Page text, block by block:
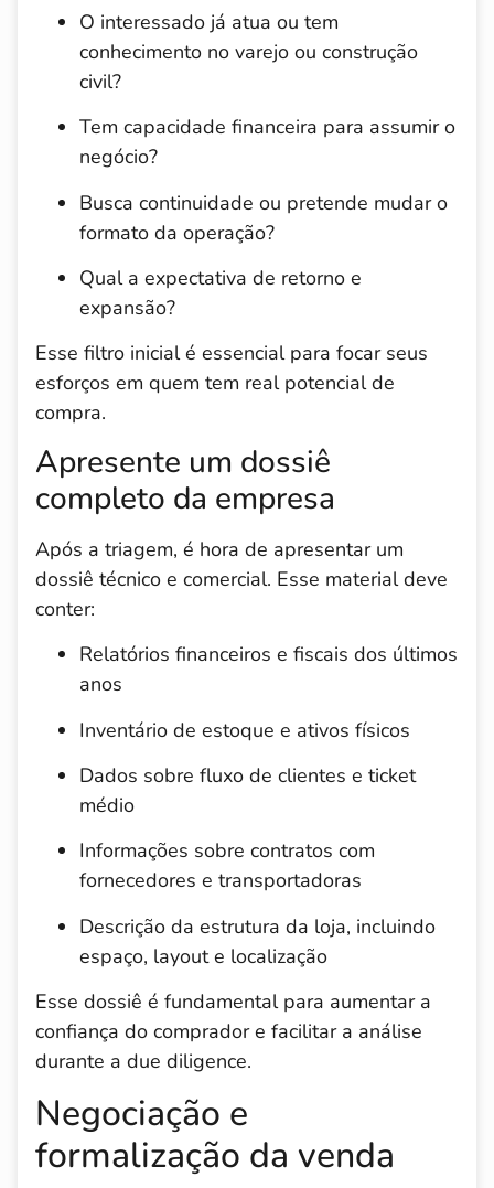
O interessado já atua ou tem
conhecimento no varejo ou construção
civil?
Tem capacidade financeira para assumir o
negócio?
Busca continuidade ou pretende mudar o
formato da operação?
Qual a expectativa de retorno e
expansão?
Esse filtro inicial é essencial para focar seus
esforços em quem tem real potencial de
compra.
Apresente um dossiê
completo da empresa
Após a triagem, é hora de apresentar um
dossiê técnico e comercial. Esse material deve
conter:
Relatórios financeiros e fiscais dos últimos
anos
Inventário de estoque e ativos físicos
Dados sobre fluxo de clientes e ticket
médio
Informações sobre contratos com
fornecedores e transportadoras
Descrição da estrutura da loja, incluindo
espaço, layout e localização
Esse dossiê é fundamental para aumentar a
confiança do comprador e facilitar a análise
durante a due diligence.
Negociação e
formalização da venda